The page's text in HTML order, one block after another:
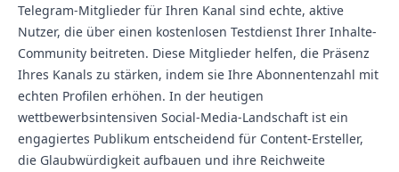
Telegram-Mitglieder für Ihren Kanal sind echte, aktive
Nutzer, die über einen kostenlosen Testdienst Ihrer Inhalte-
Community beitreten. Diese Mitglieder helfen, die Präsenz
Ihres Kanals zu stärken, indem sie Ihre Abonnentenzahl mit
echten Profilen erhöhen. In der heutigen
wettbewerbsintensiven Social-Media-Landschaft ist ein
engagiertes Publikum entscheidend für Content-Ersteller,
die Glaubwürdigkeit aufbauen und ihre Reichweite